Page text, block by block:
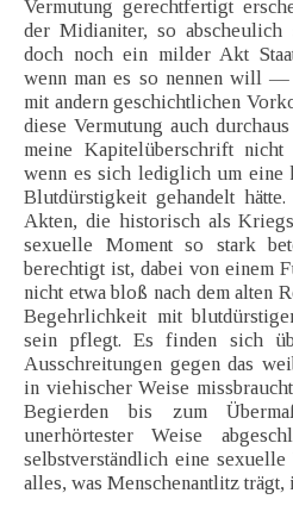
Vermutung gerechtfertigt
der Midianiter, so abscheulich
doch noch ein milder Akt
wenn man es so nennen will
mit andern geschichtlichen
diese Vermutung auch
meine Kapitelüberschrift nicht
wenn es sich lediglich um eine
Blutdürstigkeit gehandelt
Akten, die historisch als
sexuelle Moment so stark
berechtigt ist, dabei von einem
nicht etwa bloß nach dem alten
Begehrlichkeit mit
sein pflegt. Es finden sich
Ausschreitungen gegen das
in viehischer Weise
Begierden bis zum
unerhörtester Weise
selbstverständlich eine
alles, was Menschenantlitz trägt,